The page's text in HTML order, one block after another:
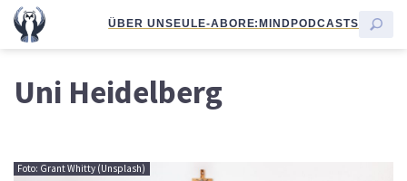
ÜBER UNSEULE-ABORE:MINDPODCASTS
Uni Heidelberg
Foto: Grant Whitty (Unsplash)